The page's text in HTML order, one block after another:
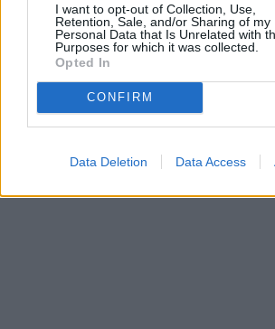
I want to opt-out of Collection, Use,
Retention, Sale, and/or Sharing of my
Personal Data that Is Unrelated with
Purposes for which it was collected.
Opted In
CONFIRM
Data Deletion Data Access